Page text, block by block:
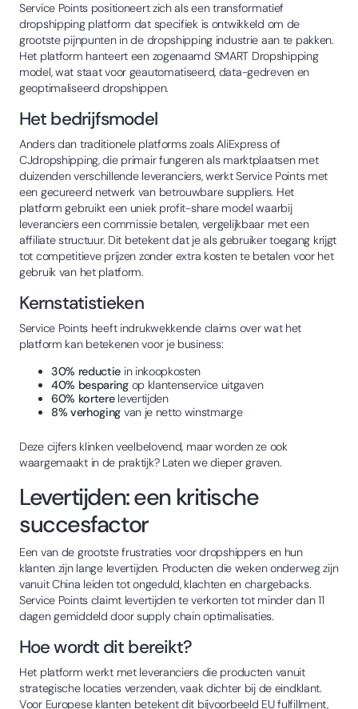
Service Points positioneert zich als een transformatief
dropshipping platform dat specifiek is ontwikkeld om de
grootste pijnpunten in de dropshipping industrie aan te pakken.
Het platform hanteert een zogenaamd SMART Dropshipping
model, wat staat voor geautomatiseerd, data-gedreven en
geoptimaliseerd dropshippen.
Het bedrijfsmodel
Anders dan traditionele platforms zoals AliExpress of
CJdropshipping, die primair fungeren als marktplaatsen met
duizenden verschillende leveranciers, werkt Service Points met
een gecureerd netwerk van betrouwbare suppliers. Het
platform gebruikt een uniek profit-share model waarbij
leveranciers een commissie betalen, vergelijkbaar met een
affiliate structuur. Dit betekent dat je als gebruiker toegang krijgt
tot competitieve prijzen zonder extra kosten te betalen voor het
gebruik van het platform.
Kernstatistieken
Service Points heeft indrukwekkende claims over wat het
platform kan betekenen voor je business:
30% reductie in inkoopkosten
40% besparingop klantenservice uitgaven
60% korterelevertijden
8% verhoging van je netto winstmarge
Deze cijfers klinken veelbelovend, maar worden ze ook
waargemaakt in de praktijk? Laten we dieper graven.
Levertijden: een kritische
succesfactor
Een van de grootste frustraties voor dropshippers en hun
klanten zijn lange levertijden. Producten die weken onderweg zijn
vanuit China leiden tot ongeduld, klachten en chargebacks.
Service Points claimt levertijden te verkorten tot minder dan 11
dagen gemiddeld door supply chain optimalisaties.
Hoe wordt dit bereikt?
Het platform werkt met leveranciers die producten vanuit
strategische locaties verzenden, vaak dichter bij de eindklant.
Voor Europese klanten betekent dit bijvoorbeeld EU fulfillment,